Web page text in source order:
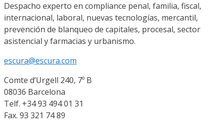
Despacho experto en compliance penal, familia, fiscal,
internacional, laboral, nuevas tecnologías, mercantil,
prevención de blanqueo de capitales, procesal, sector
asistencial y farmacias y urbanismo.
escura@escura.com
Comte d’Urgell 240, 7º B
08036 Barcelona
Telf. +34 93 494 01 31
Fax. 93 321 74 89